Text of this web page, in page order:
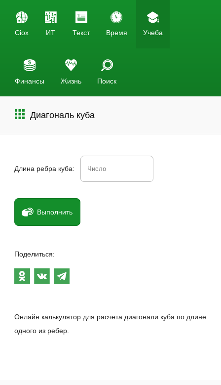
Ciox ИТ Текст Время Учеба
Финансы Жизнь Поиск
Диагональ куба
Длина ребра куба:
Выполнить
Поделиться:
Онлайн калькулятор для расчета диагонали куба по длине
одного из ребер.